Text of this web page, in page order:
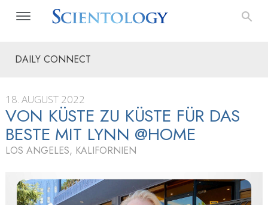
DAILY CONNECT
18. AUGUST 2022
VON KÜSTE ZU KÜSTE FÜR DAS
BESTE MIT LYNN @HOME
LOS ANGELES, KALIFORNIEN